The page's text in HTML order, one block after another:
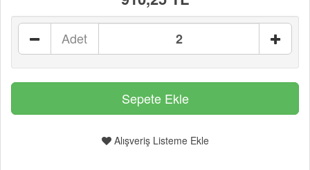
Adet
Alışveriş Listeme Ekle